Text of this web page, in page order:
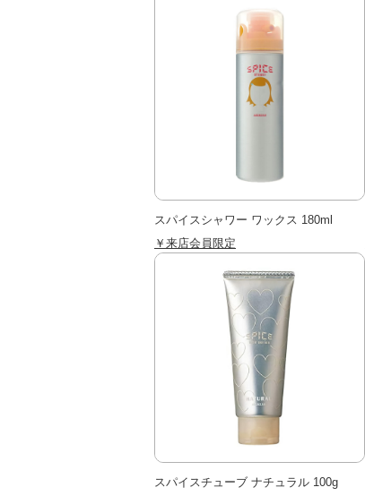
スパイスシャワー ワックス 180ml
￥来店会員限定
スパイスチューブ ナチュラル 100g